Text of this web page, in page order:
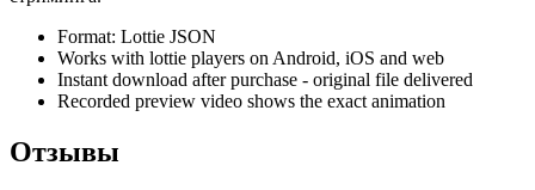
Format: Lottie JSON
Works with lottie players on Android, iOS and web
Instant download after purchase - original file delivered
Recorded preview video shows the exact animation
Отзывы